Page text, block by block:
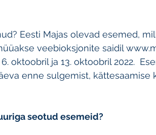
Eesti Majas olevad esemed,
veebioksjonite saidil
oktoobril ja 13. oktoobril 2022.
enne sulgemist, kättesaamise
seotud esemeid?